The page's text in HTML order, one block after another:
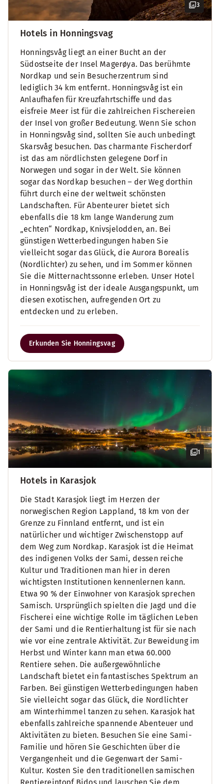
3
Hotels in Honningsvag
Honningsvåg liegt an einer Bucht an der
Südostseite der Insel Magerøya. Das berühmte
Nordkap und sein Besucherzentrum sind
lediglich 34 km entfernt. Honningsvåg ist ein
Anlaufhafen für Kreuzfahrtschiffe und das
eisfreie Meer ist für die zahlreichen Fischereien
der Insel von großer Bedeutung. Wenn Sie schon
in Honningsvåg sind, sollten Sie auch unbedingt
Skarsvåg besuchen. Das charmante Fischerdorf
ist das am nördlichsten gelegene Dorf in
Norwegen und sogar in der Welt. Sie können
sogar das Nordkap besuchen – der Weg dorthin
führt durch eine der weltweit schönsten
Landschaften. Für Abenteurer bietet sich
ebenfalls die 18 km lange Wanderung zum
„echten“ Nordkap, Knivsjelodden, an. Bei
günstigen Wetterbedingungen haben Sie
vielleicht sogar das Glück, die Aurora Borealis
(Nordlichter) zu sehen, und im Sommer können
Sie die Mitternachtssonne erleben. Unser Hotel
in Honningsvåg ist der ideale Ausgangspunkt, um
diesen exotischen, aufregenden Ort zu
entdecken und zu erleben.
Erkunden Sie Honningsvag
1
Hotels in Karasjok
Die Stadt Karasjok liegt im Herzen der
norwegischen Region Lappland, 18 km von der
Grenze zu Finnland entfernt, und ist ein
natürlicher und wichtiger Zwischenstopp auf
dem Weg zum Nordkap. Karasjok ist die Heimat
des indigenen Volks der Sami, dessen reiche
Kultur und Traditionen man hier in deren
wichtigsten Institutionen kennenlernen kann.
Etwa 90 % der Einwohner von Karasjok sprechen
Samisch. Ursprünglich spielten die Jagd und die
Fischerei eine wichtige Rolle im täglichen Leben
der Sami und die Rentierhaltung ist für sie nach
wie vor eine zentrale Aktivität. Zur Beweidung im
Herbst und Winter kann man etwa 60.000
Rentiere sehen. Die außergewöhnliche
Landschaft bietet ein fantastisches Spektrum an
Farben. Bei günstigen Wetterbedingungen haben
Sie vielleicht sogar das Glück, die Nordlichter
am Winterhimmel tanzen zu sehen. Karasjok hat
ebenfalls zahlreiche spannende Abenteuer und
Aktivitäten zu bieten. Besuchen Sie eine Sami-
Familie und hören Sie Geschichten über die
Vergangenheit und die Gegenwart der Sami-
Kultur. Kosten Sie den traditionellen samischen